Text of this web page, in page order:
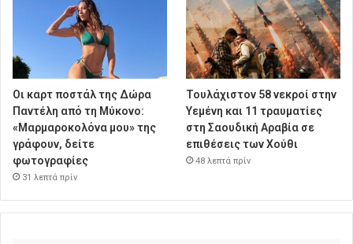
Οι καρτ ποστάλ της Δώρα
Παντέλη από τη Μύκονο:
«Μαρμαροκολόνα μου» της
γράφουν, δείτε
φωτογραφίες
31 λεπτά πρίν
Τουλάχιστον 58 νεκροί στην
Υεμένη και 11 τραυματίες
στη Σαουδική Αραβία σε
επιθέσεις των Χούθι
48 λεπτά πρίν